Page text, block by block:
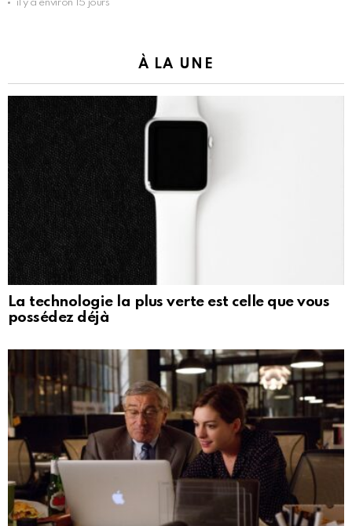
il y a environ 15 jours
À LA UNE
La technologie la plus verte est celle que vous
possédez déjà